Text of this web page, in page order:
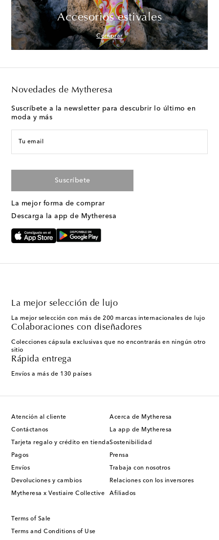
Accesorios estivales
Comprar
Novedades de Mytheresa
Suscríbete a la newsletter para descubrir lo último en
moda y más
Tu email
Suscríbete
La mejor forma de comprar
Descarga la app de Mytheresa
La mejor selección de lujo
La mejor selección con más de 200 marcas internacionales de lujo
Colaboraciones con diseñadores
Colecciones cápsula exclusivas que no encontrarás en ningún otro
sitio
Rápida entrega
Envíos a más de 130 países
Atención al cliente
Contáctanos
Tarjeta regalo y crédito en tienda
Pagos
Envíos
Devoluciones y cambios
Mytheresa x Vestiaire Collective
Acerca de Mytheresa
La app de Mytheresa
Sostenibilidad
Prensa
Trabaja con nosotros
Relaciones con los inversores
Afiliados
Terms of Sale
Terms and Conditions of Use